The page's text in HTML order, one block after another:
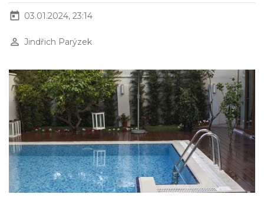
today 03.01.2024, 23:14
perm_identity Jindřich Parýzek